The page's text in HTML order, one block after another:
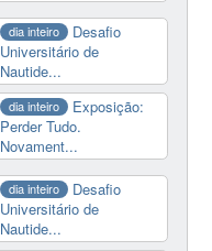
dia inteiro
Desafio
Universitário de
Nautide...
dia inteiro
Exposição:
Perder Tudo.
Novament...
dia inteiro
Desafio
Universitário de
Nautide...